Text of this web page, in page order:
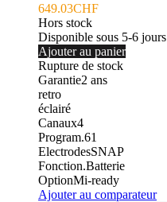
649.03CHF
Hors stock
Disponible sous 5-6 jours
Ajouter au panier
Rupture de stock
Garantie2 ans
retro
éclairé
Canaux4
Program.61
ElectrodesSNAP
Fonction.Batterie
OptionMi-ready
Ajouter au comparateur